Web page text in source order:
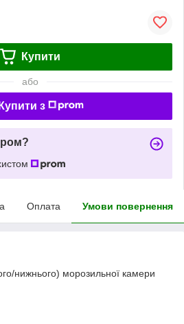
Купити
або
Купити з
Оплата Умови повернення
нижнього) морозильної камери